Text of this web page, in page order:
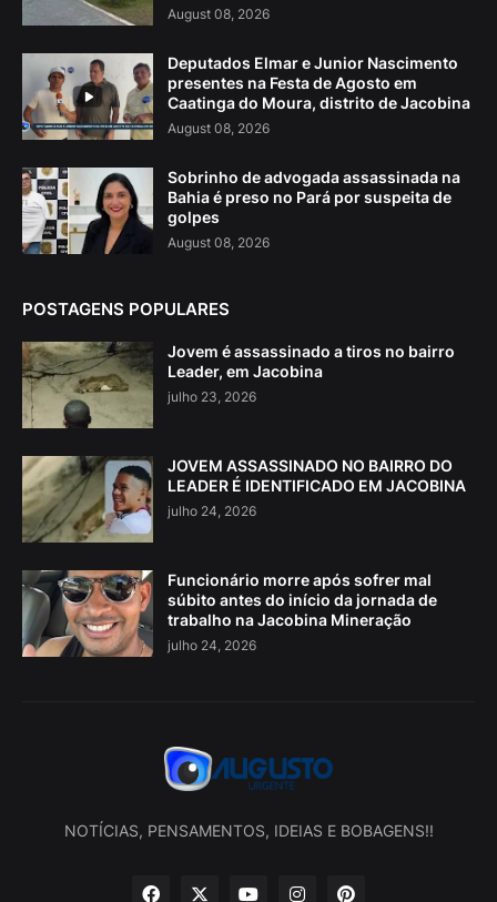
August 08, 2026
Deputados Elmar e Junior Nascimento
presentes na Festa de Agosto em
Caatinga do Moura, distrito de Jacobina
August 08, 2026
Sobrinho de advogada assassinada na
Bahia é preso no Pará por suspeita de
golpes
August 08, 2026
POSTAGENS POPULARES
Jovem é assassinado a tiros no bairro
Leader, em Jacobina
julho 23, 2026
JOVEM ASSASSINADO NO BAIRRO DO
LEADER É IDENTIFICADO EM JACOBINA
julho 24, 2026
Funcionário morre após sofrer mal
súbito antes do início da jornada de
trabalho na Jacobina Mineração
julho 24, 2026
NOTÍCIAS, PENSAMENTOS, IDEIAS E BOBAGENS!!